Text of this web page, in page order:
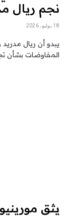
نجم ريال
18 يوليو، 2026
يبدو أن ريال
المفاوضات بشأن
يثق